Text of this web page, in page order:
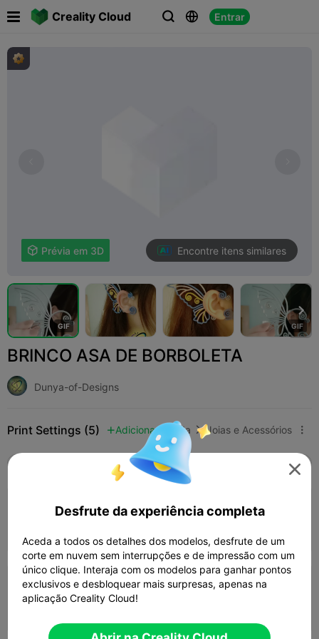
Creality Cloud   Entrar
 Prévia em 3D Encontre itens similares
GIF GIF

BRINCO ASA DE BORBOLETA
Dunya-of-Designs
Print Settings (5)  Adicionar Moda  Joias e Acessórios 
K2 Plus K2 Pro
0.2mm camada, 3 paredes, 15%
preenchimento
0.2mm camada, 3 paredes, 20%
preenchimento

Desfrute da experiência completa
Aceda a todos os detalhes dos modelos, desfrute de um
corte em nuvem sem interrupções e de impressão com um
único clique. Interaja com os modelos para ganhar pontos
exclusivos e desbloquear mais surpresas, apenas na
aplicação Creality Cloud!